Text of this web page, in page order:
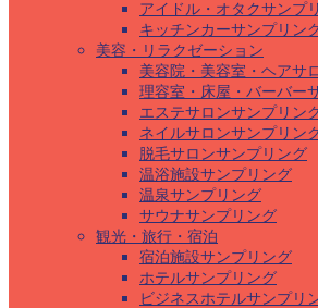
アイドル・オタクサンプ
キッチンカーサンプリン
美容・リラクゼーション
美容院・美容室・ヘアサ
理容室・床屋・バーバー
エステサロンサンプリン
ネイルサロンサンプリン
脱毛サロンサンプリング
温浴施設サンプリング
温泉サンプリング
サウナサンプリング
観光・旅行・宿泊
宿泊施設サンプリング
ホテルサンプリング
ビジネスホテルサンプリ